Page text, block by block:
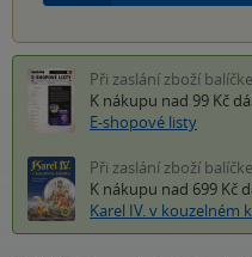
Při zaslání zboží
K nákupu nad 99 Kč
E-shopové listy
Při zaslání zboží
K nákupu nad 699 Kč
Karel IV. v kouzelném